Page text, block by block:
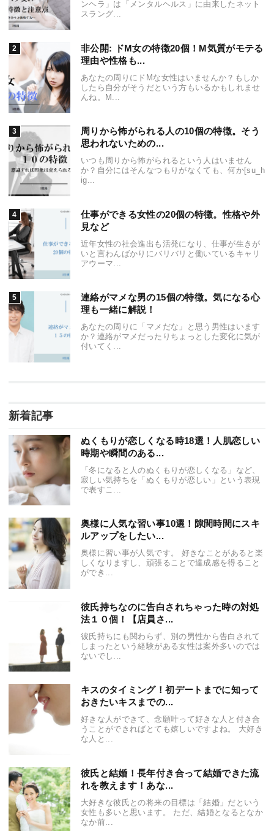
ンヘラ」は「メンタルヘルス」に由来したネット
スラング...
非公開: ドM女の特徴20個！M気質がモテる
理由や性格も...
あなたの周りにドMな女性はいませんか？もしか
したら自分がそうだという方もいるかもしれませ
んね。M...
周りから怖がられる人の10個の特徴。そう
思われないための...
いつも周りから怖がられるという人はいません
か？自分にはそんなつもりがなくても、何か[su_h
ig...
仕事ができる女性の20個の特徴。性格や外
見など
近年女性の社会進出も活発になり、仕事が生きが
いと言わんばかりにバリバリと働いているキャリ
アウーマ...
連絡がマメな男の15個の特徴。気になる心
理も一緒に解説！
あなたの周りに「マメだな」と思う男性はいます
か？連絡がマメだったりちょっとした変化に気が
付いてく...
新着記事
ぬくもりが恋しくなる時18選！人肌恋しい
時期や瞬間のある...
「冬になると人のぬくもりが恋しくなる」など、
寂しい気持ちを「ぬくもりが恋しい」という表現
で表すこ...
奥様に人気な習い事10選！隙間時間にスキ
ルアップをしたい...
奥様に習い事が人気です。 好きなことがあると楽
しくなりますし、頑張ることで達成感を得ること
ができ...
彼氏持ちなのに告白されちゃった時の対処
法１０個！【店員さ...
彼氏持ちにも関わらず、別の男性から告白されて
しまったという経験がある女性は案外多いのでは
ないでし...
キスのタイミング！初デートまでに知って
おきたいキスまでの...
好きな人ができて、念願叶って好きな人と付き合
うことができればとても嬉しいですよね。 大好き
な人と...
彼氏と結婚！長年付き合って結婚できた流
れを教えます！あな...
大好きな彼氏との将来の目標は「結婚」だという
女性も多いと思います。 ただ、結婚となるとなか
なか前...